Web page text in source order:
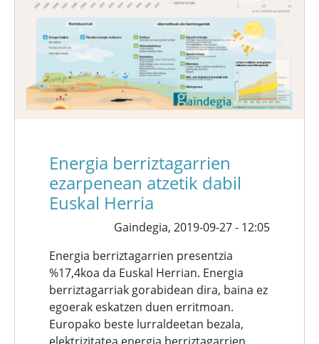
Energia berriztagarrien
ezarpenean atzetik dabil
Euskal Herria
Gaindegia, 2019-09-27 - 12:05
Energia berriztagarrien presentzia
%17,4koa da Euskal Herrian. Energia
berriztagarriak gorabidean dira, baina ez
egoerak eskatzen duen erritmoan.
Europako beste lurraldeetan bezala,